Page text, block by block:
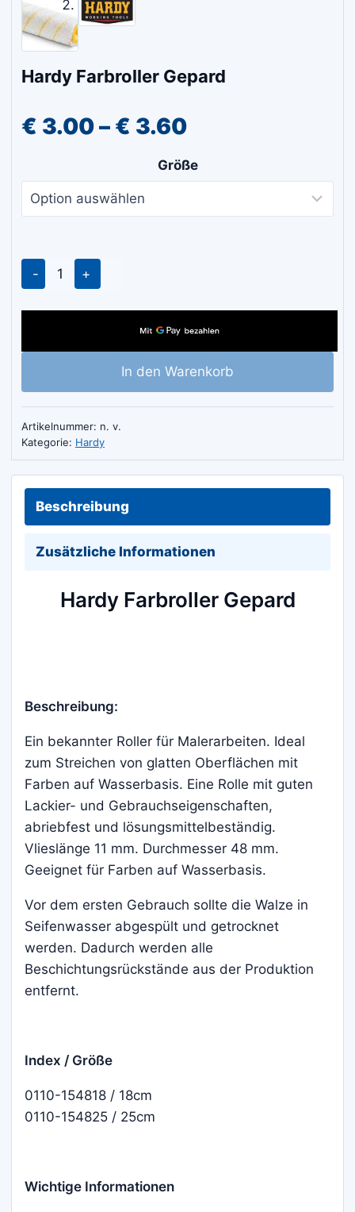
Hardy Farbroller Gepard
€ 3.00– € 3.60Preisspanne:
€ 3.00
Größe
Hardy
Farbroller
Gepard
In den Warenkorb
Artikelnummer: n. v.
Kategorie: Hardy
Beschreibung
Zusätzliche Informationen
Hardy Farbroller Gepard
Beschreibung:
Ein bekannter Roller für Malerarbeiten. Ideal
zum Streichen von glatten Oberflächen mit
Farben auf Wasserbasis. Eine Rolle mit guten
Lackier- und Gebrauchseigenschaften,
abriebfest und lösungsmittelbeständig.
Vlieslänge 11 mm. Durchmesser 48 mm.
Geeignet für Farben auf Wasserbasis.
Vor dem ersten Gebrauch sollte die Walze in
Seifenwasser abgespült und getrocknet
werden. Dadurch werden alle
Beschichtungsrückstände aus der Produktion
entfernt.
Index / Größe
0110-154818 / 18cm
0110-154825 / 25cm
Wichtige Informationen